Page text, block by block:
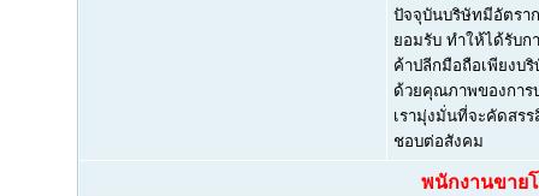
ปัจจุบันบริษัทมีอัตรา
ยอมรับ ทำให้ได้รับก
ค้าปลีกมือถือเพียงบ
ด้วยคุณภาพของการ
เรามุ่งมั่นที่จะคัดสร
ชอบต่อสังคม
พนักงานขาย